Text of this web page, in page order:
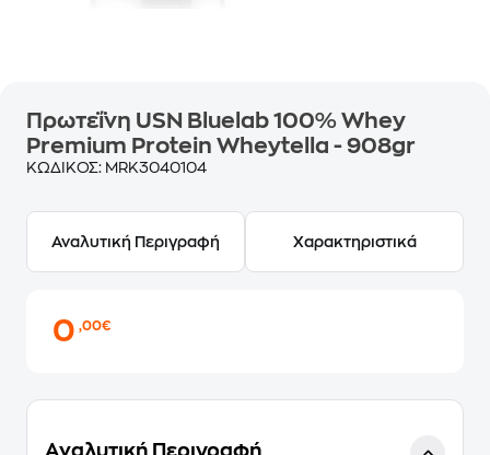
Πρωτεΐνη USN Bluelab 100% Whey
Premium Protein Wheytella - 908gr
ΚΩΔΙΚΟΣ: MRK3040104
Αναλυτική Περιγραφή Χαρακτηριστικά
0,00€
Αναλυτική Περιγραφή